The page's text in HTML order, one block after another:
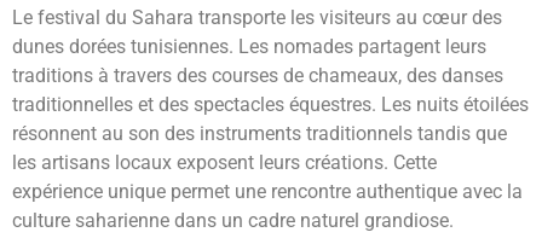
Le festival du Sahara transporte les visiteurs au cœur des
dunes dorées tunisiennes. Les nomades partagent leurs
traditions à travers des courses de chameaux, des danses
traditionnelles et des spectacles équestres. Les nuits étoilées
résonnent au son des instruments traditionnels tandis que
les artisans locaux exposent leurs créations. Cette
expérience unique permet une rencontre authentique avec la
culture saharienne dans un cadre naturel grandiose.